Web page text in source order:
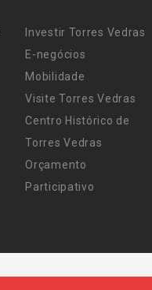
Investir Torres Vedras
E-negócios
Mobilidade
Visite Torres Vedras
Centro Histórico de
Torres Vedras
Orçamento
Participativo